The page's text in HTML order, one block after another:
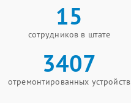
15
сотрудников в штате
3407
отремонтированных устройств